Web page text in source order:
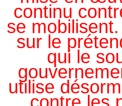
continu
se
sur le
qui le
utilise